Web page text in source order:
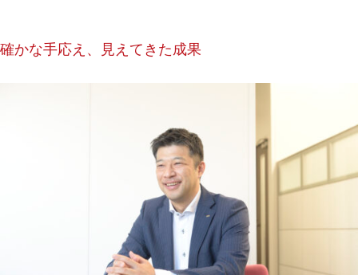
確かな手応え、見えてきた成果